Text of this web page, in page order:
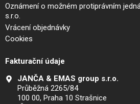
Oznámení o možném protiprávním
s.r.o.
Vrácení objednávky
Cookies
Fakturační údaje
JANČA & EMAS group s.r.o.
Průběžná 2265/84
100 00, Praha 10 Strašnice